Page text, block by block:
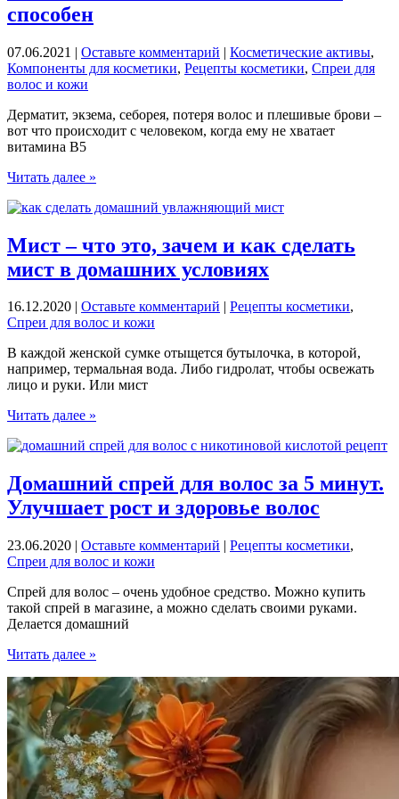
способен
07.06.2021 | Оставьте комментарий | Косметические активы,
Компоненты для косметики, Рецепты косметики, Спреи для
волос и кожи
Дерматит, экзема, себорея, потеря волос и плешивые брови –
вот что происходит с человеком, когда ему не хватает
витамина B5
Аналог
гораздо
и
лучше.
Актив
косметики
D-
–
на
что
способен
Читать далее »
Мист – что это, зачем и как сделать
мист в домашних условиях
16.12.2020 | Оставьте комментарий | Рецепты косметики,
Спреи для волос и кожи
В каждой женской сумке отыщется бутылочка, в которой,
например, термальная вода. Либо гидролат, чтобы освежать
лицо и руки. Или мист
Мист
что
зачем
и
как
мист
в
условиях
Читать далее »
Домашний спрей для волос за 5 минут.
Улучшает рост и здоровье волос
23.06.2020 | Оставьте комментарий | Рецепты косметики,
Спреи для волос и кожи
Спрей для волос – очень удобное средство. Можно купить
такой спрей в магазине, а можно сделать своими руками.
Делается домашний
Домашний
для
волос
за
5
минут.
Улучшает
рост
Читать далее »